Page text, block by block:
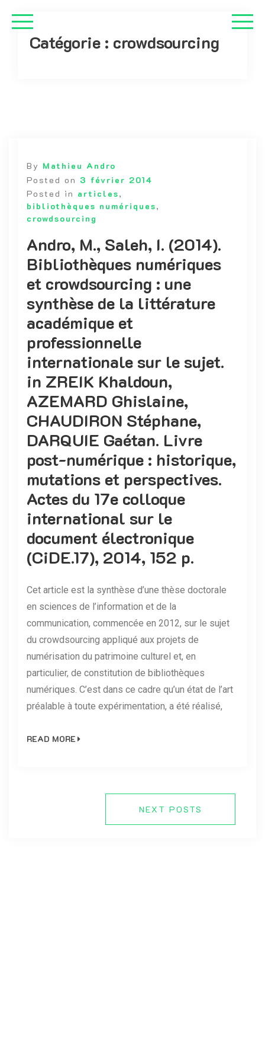
Catégorie : crowdsourcing
By Mathieu Andro
Posted on 3 février 2014
Posted in articles,
bibliothèques numériques,
crowdsourcing
Andro, M., Saleh, I. (2014).
Bibliothèques numériques
et crowdsourcing : une
synthèse de la littérature
académique et
professionnelle
internationale sur le sujet.
in ZREIK Khaldoun,
AZEMARD Ghislaine,
CHAUDIRON Stéphane,
DARQUIE Gaétan. Livre
post-numérique : historique,
mutations et perspectives.
Actes du 17e colloque
international sur le
document électronique
(CiDE.17), 2014, 152 p.
Cet article est la synthèse d’une thèse doctorale
en sciences de l’information et de la
communication, commencée en 2012, sur le sujet
du crowdsourcing appliqué aux projets de
numérisation du patrimoine culturel et, en
particulier, de constitution de bibliothèques
numériques. C’est dans ce cadre qu’un état de l’art
préalable à toute expérimentation, a été réalisé,
READ MORE
NEXT POSTS